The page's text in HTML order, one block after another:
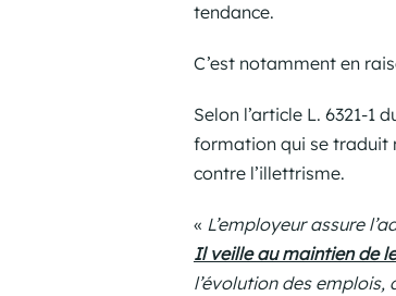
tendance.
C’est notamment en
Selon l’article L. 6321-1
formation qui se traduit
contre l’illettrisme.
« L’employeur assure
Il veille au maintien de
l’évolution des